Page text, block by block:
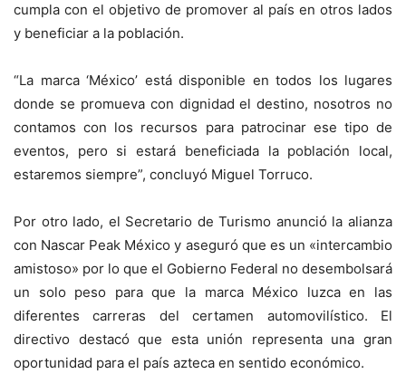
cumpla con el objetivo de promover al país en otros lados
y beneficiar a la población.
“La marca ‘México’ está disponible en todos los lugares
donde se promueva con dignidad el destino, nosotros no
contamos con los recursos para patrocinar ese tipo de
eventos, pero si estará beneficiada la población local,
estaremos siempre”, concluyó Miguel Torruco.
Por otro lado, el Secretario de Turismo anunció la alianza
con Nascar Peak México y aseguró que es un «intercambio
amistoso» por lo que el Gobierno Federal no desembolsará
un solo peso para que la marca México luzca en las
diferentes carreras del certamen automovilístico. El
directivo destacó que esta unión representa una gran
oportunidad para el país azteca en sentido económico.